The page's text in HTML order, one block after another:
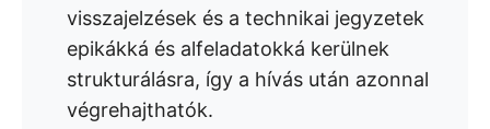
visszajelzések és a technikai jegyzetek
epikákká és alfeladatokká kerülnek
strukturálásra, így a hívás után azonnal
végrehajthatók.